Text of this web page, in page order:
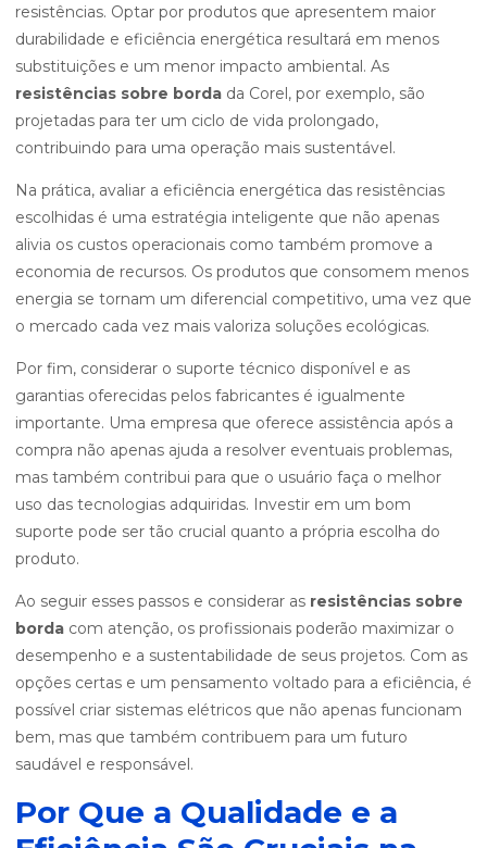
resistências. Optar por produtos que apresentem maior
durabilidade e eficiência energética resultará em menos
substituições e um menor impacto ambiental. As
resistências sobre borda da Corel, por exemplo, são
projetadas para ter um ciclo de vida prolongado,
contribuindo para uma operação mais sustentável.
Na prática, avaliar a eficiência energética das resistências
escolhidas é uma estratégia inteligente que não apenas
alivia os custos operacionais como também promove a
economia de recursos. Os produtos que consomem menos
energia se tornam um diferencial competitivo, uma vez que
o mercado cada vez mais valoriza soluções ecológicas.
Por fim, considerar o suporte técnico disponível e as
garantias oferecidas pelos fabricantes é igualmente
importante. Uma empresa que oferece assistência após a
compra não apenas ajuda a resolver eventuais problemas,
mas também contribui para que o usuário faça o melhor
uso das tecnologias adquiridas. Investir em um bom
suporte pode ser tão crucial quanto a própria escolha do
produto.
Ao seguir esses passos e considerar as resistências sobre
borda com atenção, os profissionais poderão maximizar o
desempenho e a sustentabilidade de seus projetos. Com as
opções certas e um pensamento voltado para a eficiência, é
possível criar sistemas elétricos que não apenas funcionam
bem, mas que também contribuem para um futuro
saudável e responsável.
Por Que a Qualidade e a